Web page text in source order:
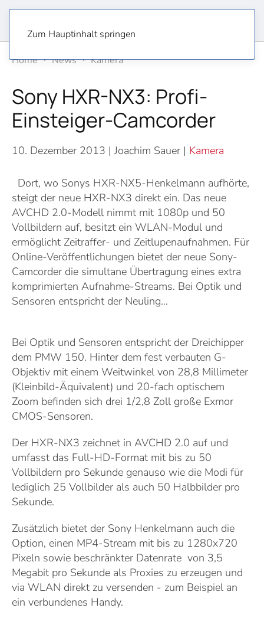
Zum Hauptinhalt springen
Home
News Kamera
Sony HXR-NX3: Profi-
Einsteiger-Camcorder
10. Dezember 2013 | Joachim Sauer | Kamera
Dort, wo Sonys HXR-NX5-Henkelmann aufhörte,
steigt der neue HXR-NX3 direkt ein. Das neue
AVCHD 2.0-Modell nimmt mit 1080p und 50
Vollbildern auf, besitzt ein WLAN-Modul und
ermöglicht Zeitraffer- und Zeitlupenaufnahmen. Für
Online-Veröffentlichungen bietet der neue Sony-
Camcorder die simultane Übertragung eines extra
komprimierten Aufnahme-Streams. Bei Optik und
Sensoren entspricht der Neuling...
Bei Optik und Sensoren entspricht der Dreichipper
dem PMW 150. Hinter dem fest verbauten G-
Objektiv mit einem Weitwinkel von 28,8 Millimeter
(Kleinbild-Äquivalent) und 20-fach optischem
Zoom befinden sich drei 1/2,8 Zoll große Exmor
CMOS-Sensoren.
Der HXR-NX3 zeichnet in AVCHD 2.0 auf und
umfasst das Full-HD-Format mit bis zu 50
Vollbildern pro Sekunde genauso wie die Modi für
lediglich 25 Vollbilder als auch 50 Halbbilder pro
Sekunde.
Zusätzlich bietet der Sony Henkelmann auch die
Option, einen MP4-Stream mit bis zu 1280x720
Pixeln sowie beschränkter Datenrate von 3,5
Megabit pro Sekunde als Proxies zu erzeugen und
via WLAN direkt zu versenden - zum Beispiel an
ein verbundenes Handy.